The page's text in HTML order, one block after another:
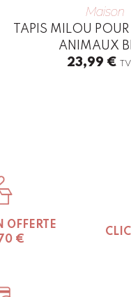
Maison
TAPIS MILOU
ANIMAUX
23,99 €
OFFERTE
70 €